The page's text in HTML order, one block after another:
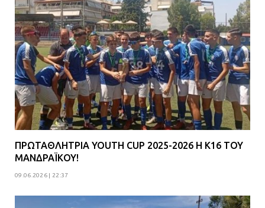
ΠΡΩΤΑΘΛΗΤΡΙΑ YOUTH CUP 2025-2026 Η Κ16 ΤΟΥ
ΜΑΝΔΡΑΪΚΟΥ!
09.06.2026 | 22:37